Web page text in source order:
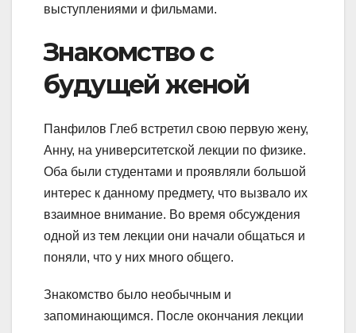
выступлениями и фильмами.
Знакомство с
будущей женой
Панфилов Глеб встретил свою первую жену,
Анну, на университетской лекции по физике.
Оба были студентами и проявляли большой
интерес к данному предмету, что вызвало их
взаимное внимание. Во время обсуждения
одной из тем лекции они начали общаться и
поняли, что у них много общего.
Знакомство было необычным и
запоминающимся. После окончания лекции